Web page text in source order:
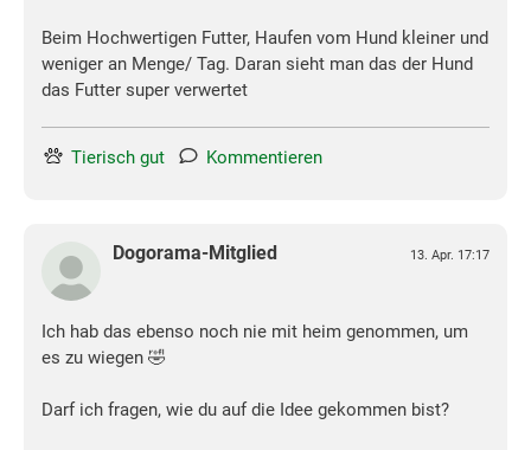
Beim Hochwertigen Futter, Haufen vom Hund kleiner und
weniger an Menge/ Tag. Daran sieht man das der Hund
das Futter super verwertet
Tierisch gut Kommentieren
Dogorama-Mitglied 13. Apr. 17:17
Ich hab das ebenso noch nie mit heim genommen, um
es zu wiegen 🤣
Darf ich fragen, wie du auf die Idee gekommen bist?